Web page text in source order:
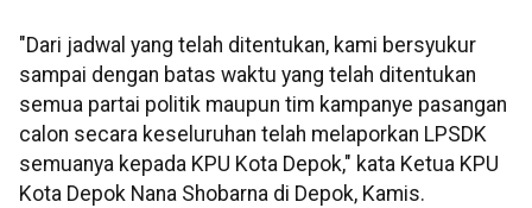
"Dari jadwal yang telah ditentukan, kami bersyukur
sampai dengan batas waktu yang telah ditentukan
semua partai politik maupun tim kampanye pasangan
calon secara keseluruhan telah melaporkan LPSDK
semuanya kepada KPU Kota Depok," kata Ketua KPU
Kota Depok Nana Shobarna di Depok, Kamis.